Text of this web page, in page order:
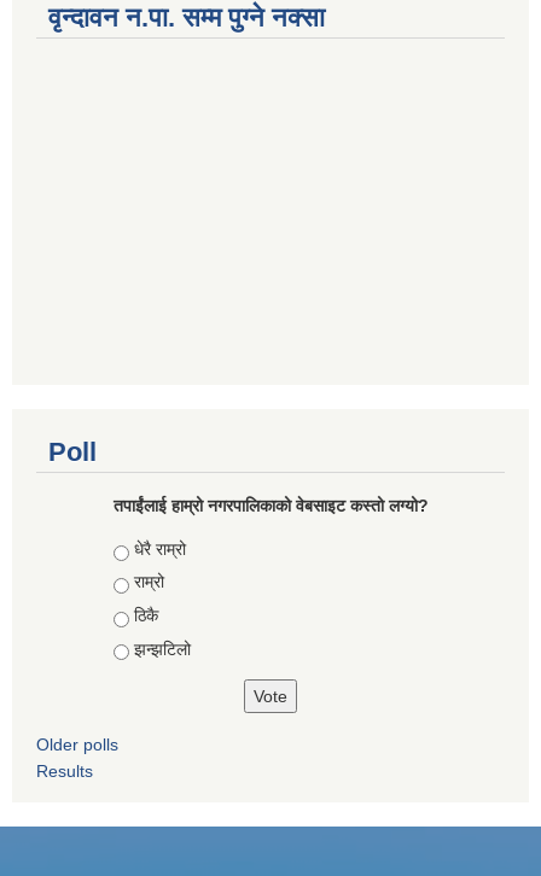
वृन्दावन न.पा. सम्म पुग्ने नक्सा
Poll
तपाईंलाई हाम्रो नगरपालिकाको वेबसाइट कस्तो लग्यो?
Choices
धेरै राम्रो
राम्रो
ठिकै
झन्झटिलो
Older polls
Results